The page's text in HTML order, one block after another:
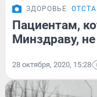
ЗДОРОВЬЕ
Пациентам,
Минздраву,
28 октября, 2020, 15:28